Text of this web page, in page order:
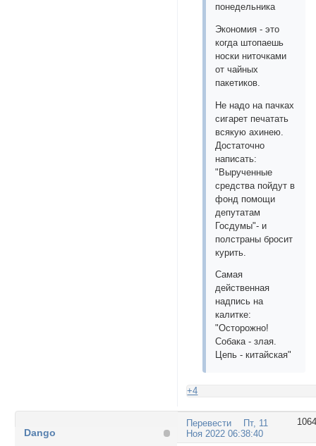
понедельника
Экономия - это
когда штопаешь
носки ниточками
от чайных
пакетиков.
Не надо на пачках
сигарет печатать
всякую ахинею.
Достаточно
написать:
"Вырученные
средства пойдут в
фонд помощи
депутатам
Госдумы"- и
полстраны бросит
курить.
Самая
действенная
надпись на
калитке:
"Осторожно!
Собака - злая.
Цепь - китайская"
+4
Перевести 1064
Пт, 11
Ноя 2022 06:38:40
Dango